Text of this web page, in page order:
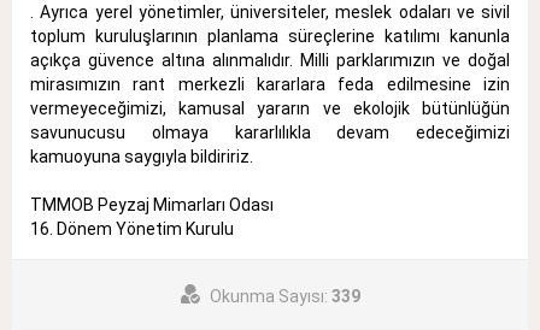
.Ayrıca yerel yönetimler, üniversiteler, meslek odaları ve sivil
toplum kuruluşlarının planlama süreçlerine katılımı kanunla
açıkça güvence altına alınmalıdır. Milli parklarımızın ve doğal
mirasımızın rant merkezli kararlara feda edilmesine izin
vermeyeceğimizi, kamusal yararın ve ekolojik bütünlüğün
savunucusu olmaya kararlılıkla devam edeceğimizi
kamuoyuna saygıyla bildiririz.
TMMOB Peyzaj Mimarları Odası
16. Dönem Yönetim Kurulu
Okunma Sayısı: 339